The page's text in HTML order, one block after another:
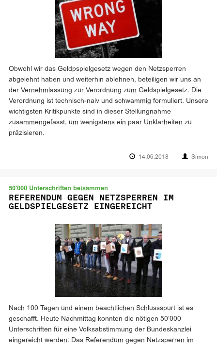
Obwohl wir das Geldpspielgesetz wegen den Netzsperren
abgelehnt haben und weiterhin ablehnen, beteiligen wir uns an
der Vernehmlassung zur Verordnung zum Geldspielgesetz. Die
Verordnung ist technisch-naiv und schwammig formuliert. Unsere
wichtigsten Kritikpunkte sind in dieser Stellungnahme
zusammengefasst, um wenigstens ein paar Unklarheiten zu
präzisieren.
14.06.2018 Simon
50'000 Unterschriften beisammen
REFERENDUM GEGEN NETZSPERREN IM
GELDSPIELGESETZ EINGEREICHT
Nach 100 Tagen und einem beachtlichen Schlussspurt ist es
geschafft. Heute Nachmittag konnten die nötigen 50’000
Unterschriften für eine Volksabstimmung der Bundeskanzlei
eingereicht werden: Das Referendum gegen Netzsperren im